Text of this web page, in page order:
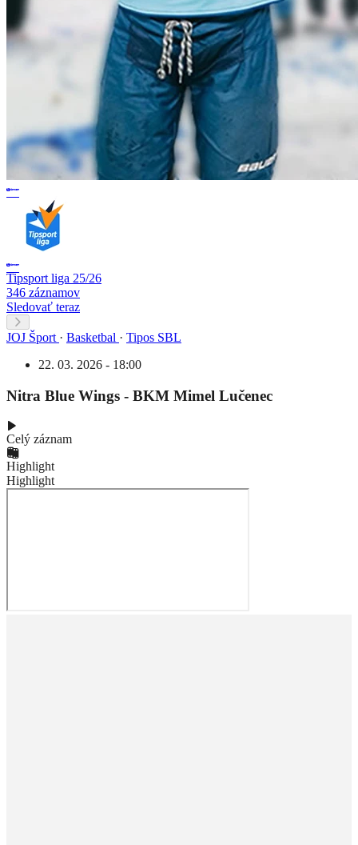
Tipsport liga 25/26
346 záznamov
Sledovať teraz
JOJ Šport · Basketbal · Tipos SBL
22. 03. 2026 - 18:00
Nitra Blue Wings - BKM Mimel Lučenec
Celý záznam
Highlight
Highlight